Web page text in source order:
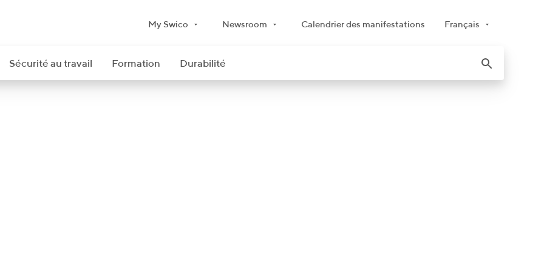
My Swico Newsroom Calendrier des manifestations Français
Sécurité au travail Formation Durabilité